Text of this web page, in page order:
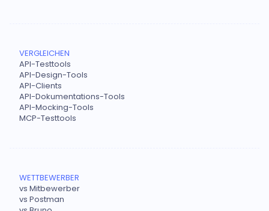
VERGLEICHEN
API-Testtools
API-Design-Tools
API-Clients
API-Dokumentations-Tools
API-Mocking-Tools
MCP-Testtools
WETTBEWERBER
vs Mitbewerber
vs Postman